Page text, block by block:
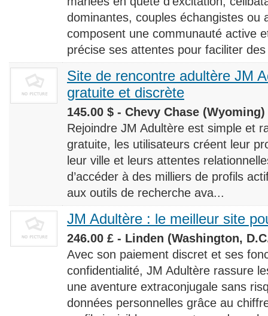
dominantes, couples échangistes ou
composent une communauté active
précise ses attentes pour faciliter
Site de rencontre adultère JM
gratuite et discrète
145.00 $ - Chevy Chase (Wyoming)
Rejoindre JM Adultère est simple et
gratuite, les utilisateurs créent leur
leur ville et leurs attentes
d’accéder à des milliers de profils
aux outils de recherche ava...
JM Adultère : le meilleur site
246.00 £ - Linden (Washington,
Avec son paiement discret et ses
confidentialité, JM Adultère rassure
une aventure extraconjugale sans
données personnelles grâce au